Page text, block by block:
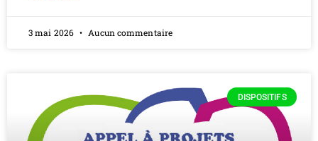
3 mai 2026 Aucun commentaire
DISPOSITIFS